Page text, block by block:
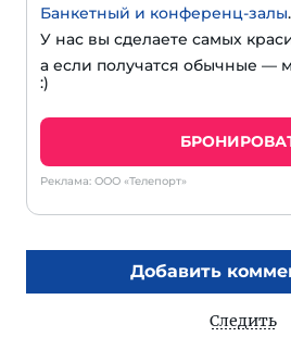
Банкетный и конференц-залы.
У нас вы сделаете самых
а если получатся обычные —
:)
Реклама: ООО «Телепорт»
Добавить
Следить